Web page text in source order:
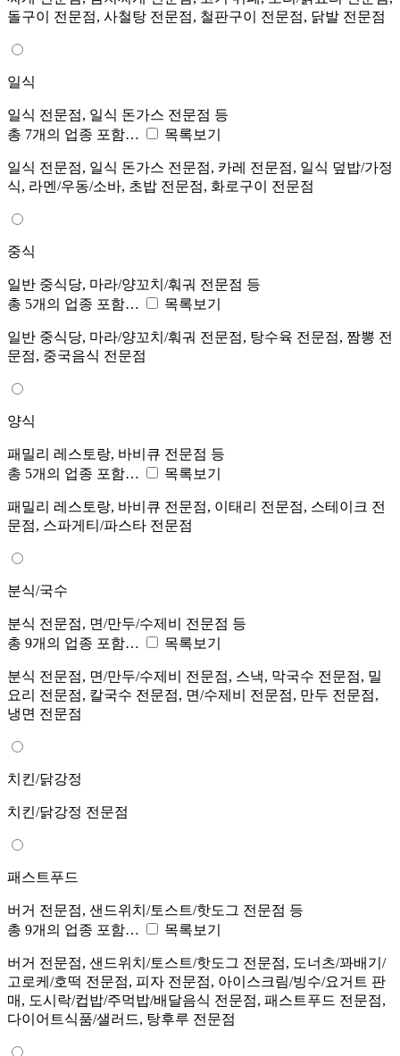
돌구이 전문점, 사철탕 전문점, 철판구이 전문점, 닭발 전문점
일식
일식 전문점, 일식 돈가스 전문점 등
총 7개의 업종 포함…
목록보기
일식 전문점, 일식 돈가스 전문점, 카레 전문점, 일식 덮밥/가정
식, 라멘/우동/소바, 초밥 전문점, 화로구이 전문점
중식
일반 중식당, 마라/양꼬치/훠궈 전문점 등
총 5개의 업종 포함…
목록보기
일반 중식당, 마라/양꼬치/훠궈 전문점, 탕수육 전문점, 짬뽕 전
문점, 중국음식 전문점
양식
패밀리 레스토랑, 바비큐 전문점 등
총 5개의 업종 포함…
목록보기
패밀리 레스토랑, 바비큐 전문점, 이태리 전문점, 스테이크 전
문점, 스파게티/파스타 전문점
분식/국수
분식 전문점, 면/만두/수제비 전문점 등
총 9개의 업종 포함…
목록보기
분식 전문점, 면/만두/수제비 전문점, 스낵, 막국수 전문점, 밀
요리 전문점, 칼국수 전문점, 면/수제비 전문점, 만두 전문점,
냉면 전문점
치킨/닭강정
치킨/닭강정 전문점
패스트푸드
버거 전문점, 샌드위치/토스트/핫도그 전문점 등
총 9개의 업종 포함…
목록보기
버거 전문점, 샌드위치/토스트/핫도그 전문점, 도너츠/꽈배기/
고로케/호떡 전문점, 피자 전문점, 아이스크림/빙수/요거트 판
매, 도시락/컵밥/주먹밥/배달음식 전문점, 패스트푸드 전문점,
다이어트식품/샐러드, 탕후루 전문점